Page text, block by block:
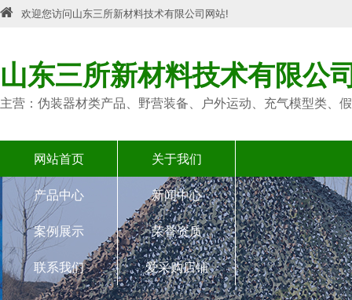
欢迎您访问山东三所新材料技术有限公司网站!
山东三所新材料技术有限公
主营：伪装器材类产品、野营装备、户外运动、充气模型类、
网站首页 关于我们
产品中心 新闻中心
案例展示 荣誉资质
联系我们 爱采购店铺